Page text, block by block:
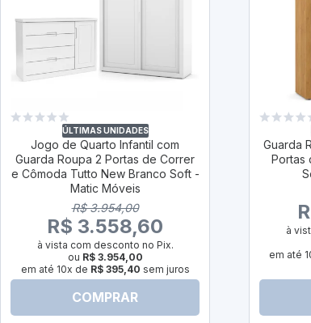
ÚLTIMAS UNIDADES
Jogo de Quarto Infantil com
Guarda Roupa 2 Portas de Correr
e Cômoda Tutto New Branco Soft -
Matic Móveis
R$ 3.954,00
R$ 3.558,60
à vista com desconto no Pix.
ou R$ 3.954,00
em até 10x de R$ 395,40 sem juros
COMPRAR
Guarda
Portas
à
em até